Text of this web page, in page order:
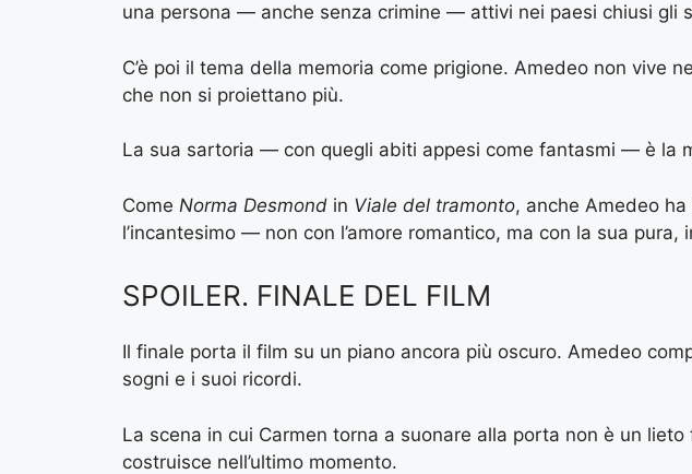
una persona — anche senza crimine — attivi nei paesi chiusi gli
C’è poi il tema della memoria come prigione. Amedeo non
che non si proiettano più.
La sua sartoria — con quegli abiti appesi come fantasmi — è la
Come Norma Desmond in Viale del tramonto, anche Amedeo
l’incantesimo — non con l’amore romantico, ma con la sua pura,
SPOILER. FINALE DEL FILM
Il finale porta il film su un piano ancora più oscuro. Amedeo
sogni e i suoi ricordi.
La scena in cui Carmen torna a suonare alla porta non è un
costruisce nell’ultimo momento.